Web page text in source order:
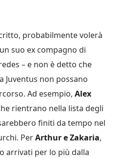
probabilmente volerà
suo ex compagno di
– e non è detto che
Juventus non possano
Ad esempio, Alex
rientrano nella lista degli
finiti da tempo nel
PerArthur e Zakaria,
arrivati per lo più dalla